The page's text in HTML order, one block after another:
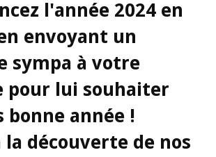
l'année 2024 en
envoyant un
sympa à votre
pour lui souhaiter
bonne année !
la découverte de nos